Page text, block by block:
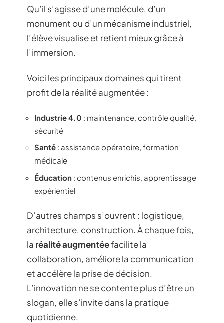
Qu’il s’agisse d’une molécule, d’un
monument ou d’un mécanisme industriel,
l’élève visualise et retient mieux grâce à
l’immersion.
Voici les principaux domaines qui tirent
profit de la réalité augmentée :
Industrie 4.0 : maintenance, contrôle qualité,
sécurité
Santé : assistance opératoire, formation
médicale
Éducation : contenus enrichis, apprentissage
expérientiel
D’autres champs s’ouvrent : logistique,
architecture, construction. À chaque fois,
la réalité augmentéefacilite la
collaboration, améliore la communication
et accélère la prise de décision.
L’innovation ne se contente plus d’être un
slogan, elle s’invite dans la pratique
quotidienne.